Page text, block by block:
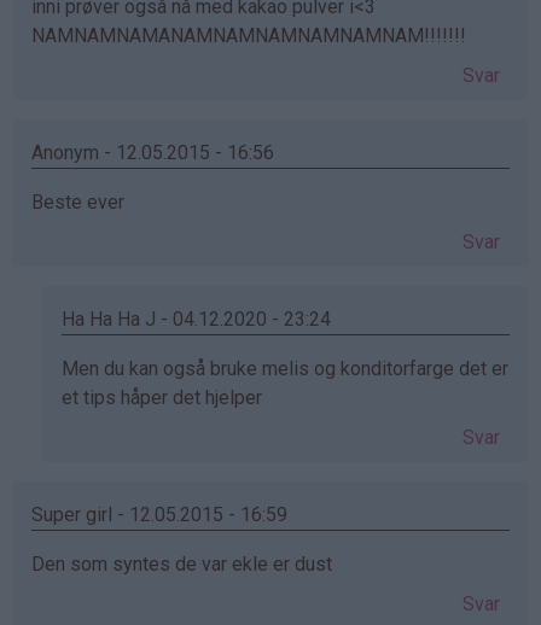
inni prøver også nå med kakao pulver i<3
NAMNAMNAMANAMNAMNAMNAMNAMNAM!!!!!!!
Svar
Anonym - 12.05.2015 - 16:56
Beste ever
Svar
Ha Ha Ha J - 04.12.2020 - 23:24
Som
svar
(ikke
Men du kan også bruke melis og konditorfarge det er
et tips håper det hjelper
Svar
Super girl - 12.05.2015 - 16:59
Den som syntes de var ekle er dust
Svar